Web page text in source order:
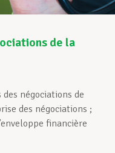
de la
négociations de
des négociations ;
financière